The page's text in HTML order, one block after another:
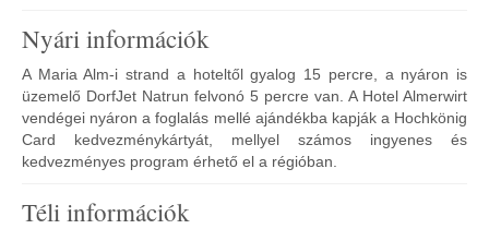
Nyári információk
A Maria Alm-i strand a hoteltől gyalog 15 percre, a nyáron is
üzemelő DorfJet Natrun felvonó 5 percre van. A Hotel Almerwirt
vendégei nyáron a foglalás mellé ajándékba kapják a Hochkönig
Card kedvezménykártyát, mellyel számos ingyenes és
kedvezményes program érhető el a régióban.
Téli információk